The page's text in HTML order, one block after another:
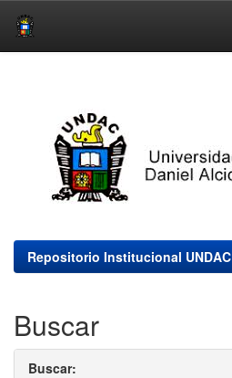
Repositorio Institucional UNDAC
Buscar
Buscar: